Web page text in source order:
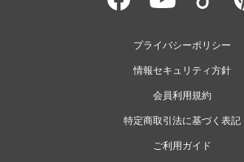
プライバシーポリシー
情報セキュリティ方針
会員利用規約
特定商取引法に基づく表記
ご利用ガイド